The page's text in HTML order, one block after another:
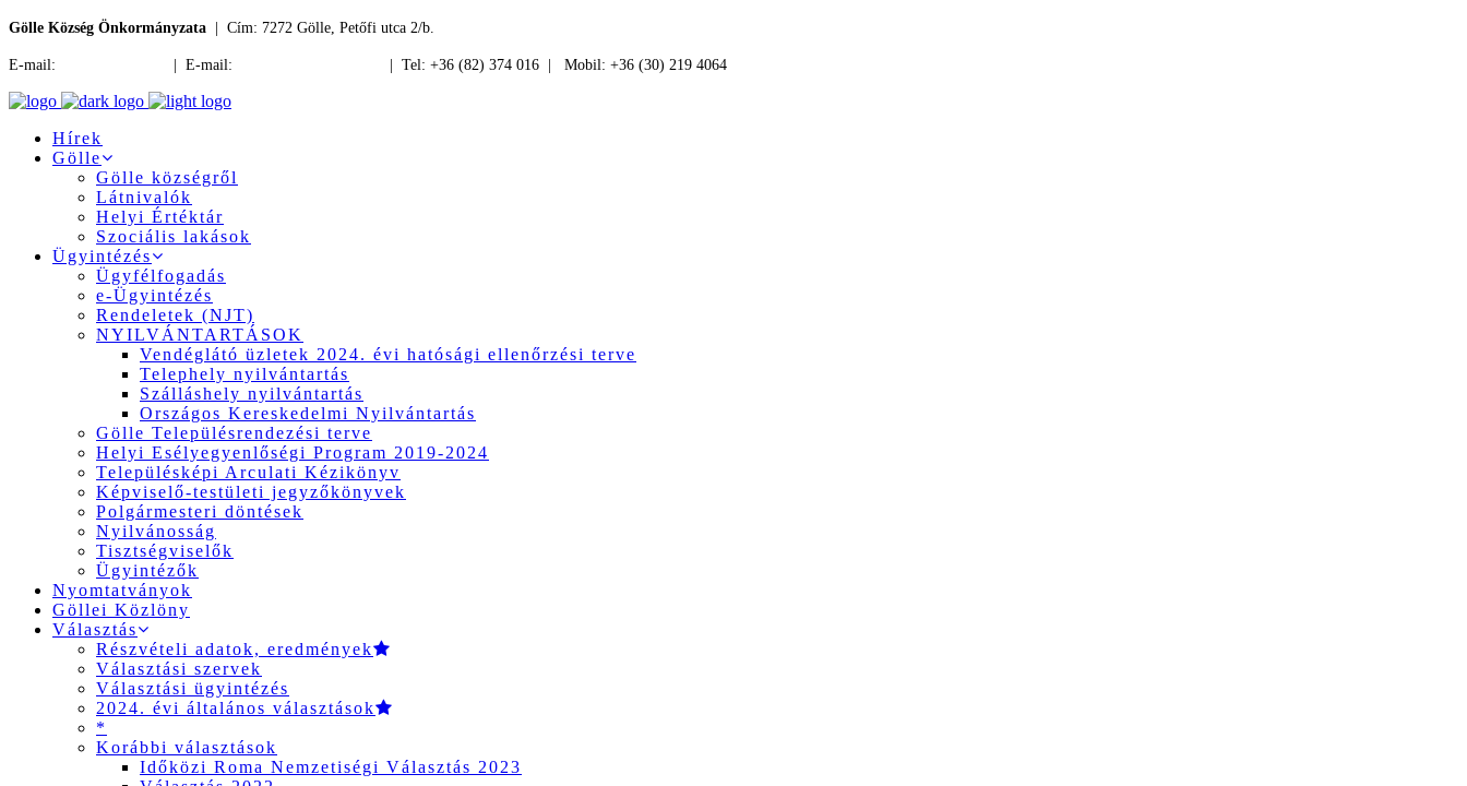
Gölle Község Önkormányzata | Cím: 7272 Gölle, Petőfi utca 2/b.
E-mail: | E-mail: | Tel: +36 (82) 374 016 | Mobil: +36 (30) 219 4064
Hírek
Gölle
Gölle községről
Látnivalók
Helyi Értéktár
Szociális lakások
Ügyintézés
Ügyfélfogadás
e-Ügyintézés
Rendeletek (NJT)
NYILVÁNTARTÁSOK
Vendéglátó üzletek 2024. évi hatósági ellenőrzési terve
Telephely nyilvántartás
Szálláshely nyilvántartás
Országos Kereskedelmi Nyilvántartás
Gölle Településrendezési terve
Helyi Esélyegyenlőségi Program 2019-2024
Településképi Arculati Kézikönyv
Képviselő-testületi jegyzőkönyvek
Polgármesteri döntések
Nyilvánosság
Tisztségviselők
Ügyintézők
Nyomtatványok
Göllei Közlöny
Választás
Részvételi adatok, eredmények
Választási szervek
Választási ügyintézés
2024. évi általános választások
*
Korábbi választások
Időközi Roma Nemzetiségi Választás 2023